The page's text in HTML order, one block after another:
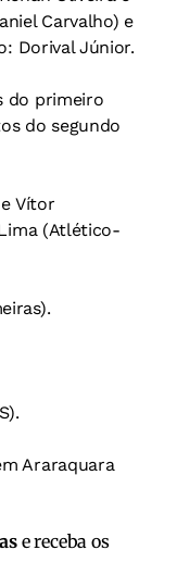
Carvalho) e
Dorival Júnior.
do primeiro
do segundo
Vítor
(Atlético-
Araraquara
e receba os